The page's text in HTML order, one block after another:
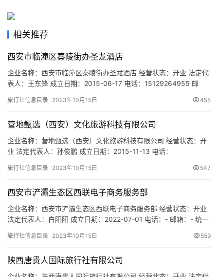
活
游
市
相关推荐
西安市临潼区秦陵街办圣龙酒店
企业名称：西安市临潼区秦陵街办圣龙酒店 经营状态：开业 法定代
表人：王东锋 成立日期：2015-06-17 电话：15129264955 邮
安市临潼区秦陵街办胡王小区 网址：- 经营范围：一般项目：酒店
询服务；商务代理代办服务…
旅行社信息目录 2023年10月15日 455
营地甄选（西安）文化旅游科技有限公司
企业名称：营地甄选（西安）文化旅游科技有限公司 经营状态：开
业 法定代表人：孙俊鹏 成立日期：2015-11-13 电话：
91610112MA6TX5QX31 注册地址：陕西省西安市国际港务区瑞斯
点旅游招徕、咨询服务；游览景区管理；旅游开发项…
旅行社信息目录 2023年10月15日 547
西安市浐灞生态区西联电子商务服务部
企业名称：西安市浐灞生态区西联电子商务服务部 经营状态：开业
法定代表人：白阳阳 成立日期：2022-07-01 电话：- 邮箱：- 统一
浐灞生态区长乐中路沁水新城39幢1101 网址：- 经营范围：一般项
店管理；商业综合体管理…
旅行社信息目录 2023年10月15日 559
陕西唐贵人国际旅行社有限公司